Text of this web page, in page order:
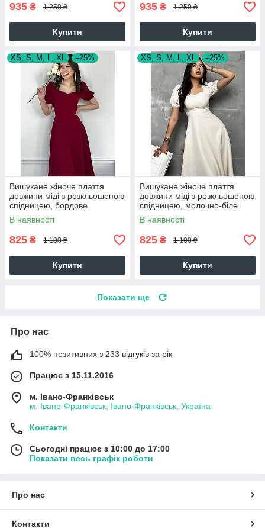
935 ₴ 1 250 ₴
Купити
935 ₴ 1 250 ₴
Купити
XS, S, M, L, XL –25%
Вишукане жіноче плаття
довжини міді з розкльошеною
спідницею, бордове
В наявності
825 ₴ 1 100 ₴
Купити
XS, S, M, L, XL –25%
Вишукане жіноче плаття
довжини міді з розкльошеною
спідницею, молочно-біле
В наявності
825 ₴ 1 100 ₴
Купити
Показати ще
Про нас
100% позитивних з 233 відгуків за рік
Працює з 15.11.2016
м. Івано-Франківськ
м. Івано-Франківськ, Івано-Франківськ, Україна
Контакти
Сьогодні працює з 10:00 до 17:00
Показати весь графік роботи
Про нас
Контакти